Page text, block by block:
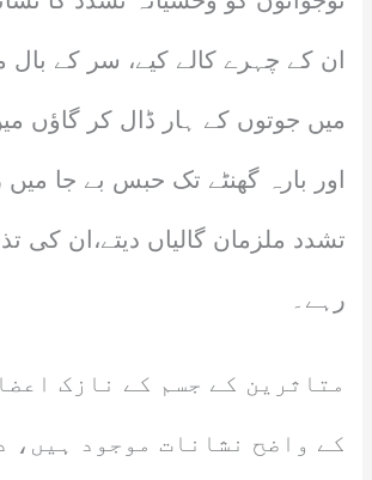
ان کے چہرے کالے کیے، سر کے بال
میں جوتوں کے ہار ڈال کر گاؤں
اور بارہ گھنٹے تک حبس بے جا میں
تشدد ملزمان گالیاں دیتے،ان کی
رہے۔
متاثرین کے جسم کے نازک
کے واضح نشانات موجود ہیں،